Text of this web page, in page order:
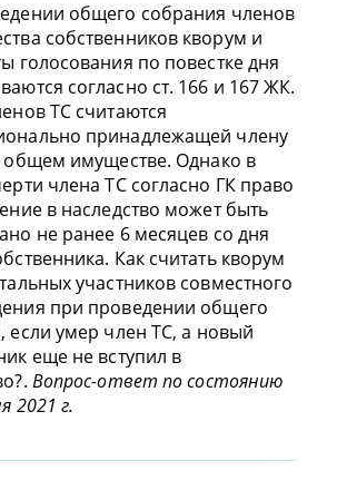
общего собрания членов
собственников кворум и
голосования по повестке дня
согласно ст. 166 и 167 ЖК.
ТС считаются
принадлежащей члену
общем имуществе. Однако в
члена ТС согласно ГК право
в наследство может быть
не ранее 6 месяцев со дня
Как считать кворум
участников совместного
при проведении общего
если умер член ТС, а новый
еще не вступил в
Вопрос-ответ по состоянию
2021 г.